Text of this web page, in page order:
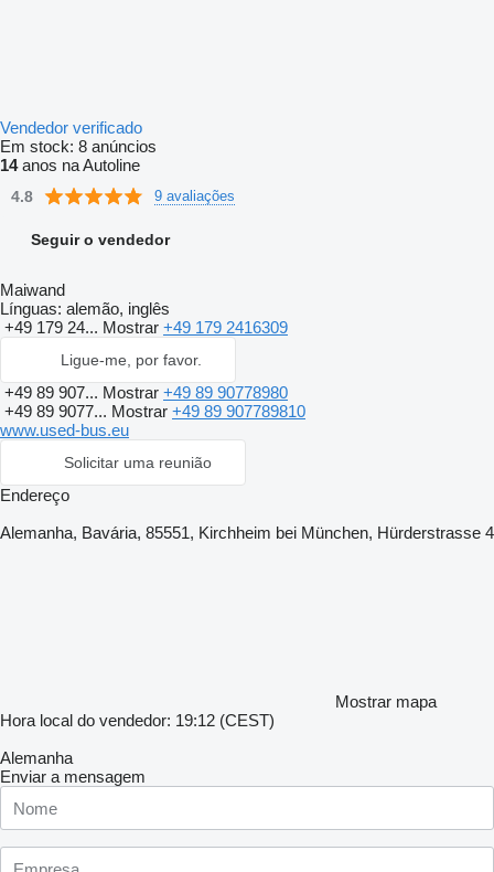
Vendedor verificado
Em stock: 8 anúncios
14anos na Autoline
4.8 9 avaliações
Seguir o vendedor
Maiwand
Línguas: alemão, inglês
+49 179 24... Mostrar +49 179 2416309
Ligue-me, por favor.
+49 89 907... Mostrar +49 89 90778980
+49 89 9077... Mostrar +49 89 907789810
www.used-bus.eu
Solicitar uma reunião
Endereço
Alemanha, Bavária, 85551, Kirchheim bei München, Hürderstrasse 4
Mostrar mapa
Hora local do vendedor: 19:12 (CEST)
Alemanha
Enviar a mensagem